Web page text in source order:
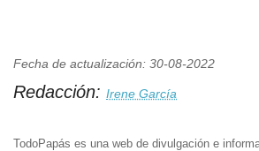
Fecha de actualización: 30-08-2022
Redacción: Irene García
TodoPapás es una web de divulgación e